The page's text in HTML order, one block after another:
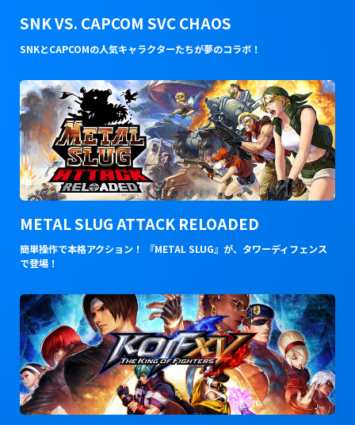
SNK VS. CAPCOM SVC CHAOS
SNKとCAPCOMの人気キャラクターたちが夢のコラボ！
METAL SLUG ATTACK RELOADED
簡単操作で本格アクション！ 『METAL SLUG』が、タワーディフェンス
で登場！